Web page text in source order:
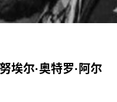
构，并增加了女性
工作期间，她策划
界走向波普”（The
埃尔·奥特罗·阿尔